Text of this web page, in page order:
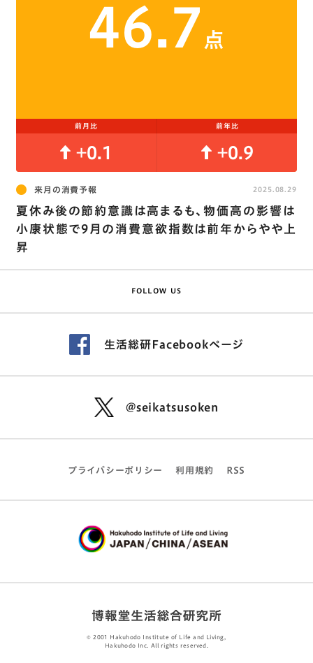
46.7 点
前月比 前年比
+0.1 +0.9
来月の消費予報
夏休み後の節約意識は高まるも､物価高の影響は
小康状態で9月の消費意欲指数は前年からやや上
昇
2025.08.29
FOLLOW US
生活総研Facebookページ
@seikatsusoken
プライバシーポリシー 利用規約 RSS
© 2001 Hakuhodo Institute of Life and Living,
Hakuhodo Inc. All rights reserved.